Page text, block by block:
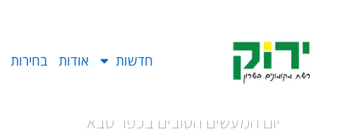
חדשות אודות בחירות
יום המעשים הטובים בכפר סבא